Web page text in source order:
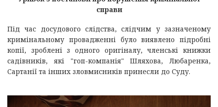
справи
Під час досудового слідства, слідчим у зазначеному
кримінальному провадженні було виявлено підробні
копії, зроблені з одного оригіналу, членські книжки
садівників, які "гоп-компанія" Шляхова, Любаренка,
Сартанії та інших зловмисників принесли до Суду.